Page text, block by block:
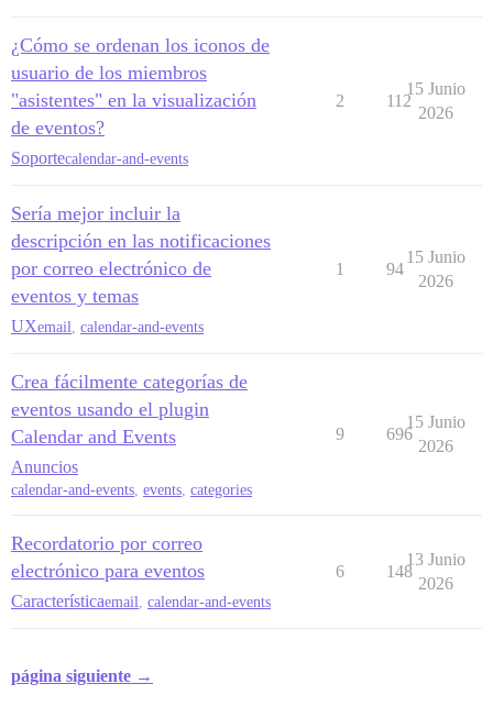
¿Cómo se ordenan los iconos de
usuario de los miembros
"asistentes" en la visualización
de eventos?
Soportecalendar-and-events
2 112
15 Junio
2026
Sería mejor incluir la
descripción en las notificaciones
por correo electrónico de
eventos y temas
UXemail calendar-and-events
1 94
15 Junio
2026
Crea fácilmente categorías de
eventos usando el plugin
Calendar and Events
Anuncios
calendar-and-events, events, categories
9 696
15 Junio
2026
Recordatorio por correo
electrónico para eventos
Característicaemail calendar-and-events
6 148
13 Junio
2026
página siguiente →